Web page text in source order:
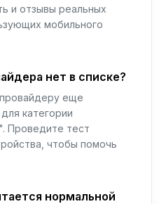
и отзывы реальных
мобильного
нет в списке?
еще
категории
Проведите тест
чтобы помочь
нормальной